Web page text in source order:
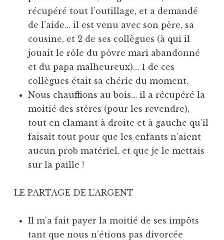
récupéré tout l’outillage, et a demandé
de l’aide… il est venu avec son père, sa
cousine, et 2 de ses collègues (à qui il
jouait le rôle du pôvre mari abandonné
et du papa malheureux)… 1 de ces
collègues était sa chérie du moment.
Nous chauffions au bois… il a récupéré la
moitié des stères (pour les revendre),
tout en clamant à droite et à gauche qu’il
faisait tout pour que les enfants n’aient
aucun prob matériel, et que je le mettais
sur la paille !
LE PARTAGE DE L’ARGENT
Il m’a fait payer la moitié de ses impôts
tant que nous n’étions pas divorcée